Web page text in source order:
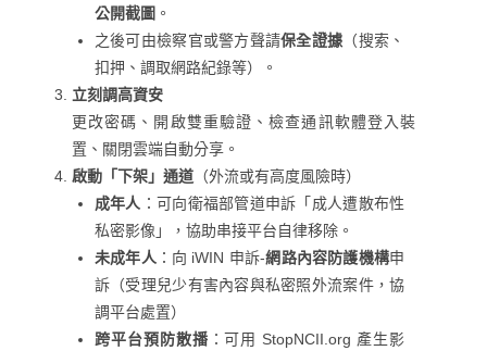
公開截圖 。
之後可由檢察官或警方聲請保全證據 （搜索、
扣押、調取網路紀錄等）。
立刻調高資安
更改密碼、開啟雙重驗證、檢查通訊軟體登入裝
置、關閉雲端自動分享。
啟動「下架」通道（外流或有高度風險時）
成年人 ：可向衛福部管道申訴「成人遭散布性
私密影像」，協助串接平台自律移除。
未成年人 ：向 iWIN 申訴-網路內容防護機構申
訴（受理兒少有害內容與私密照外流案件，協
調平台處置）
跨平台預防散播 ：可用 StopNCII.org 產生影